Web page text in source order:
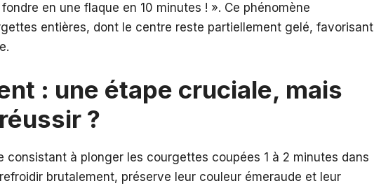
en une flaque en 10 minutes ! ». Ce phénomène
entières, dont le centre reste partiellement gelé, favorisant
: une étape cruciale, mais
?
consistant à plonger les courgettes coupées 1 à 2 minutes dans
brutalement, préserve leur couleur émeraude et leur